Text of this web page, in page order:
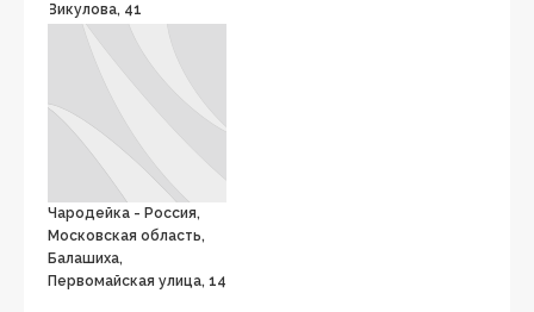
Викулова, 41
Чародейка - Россия,
Московская область,
Балашиха,
Первомайская улица, 14